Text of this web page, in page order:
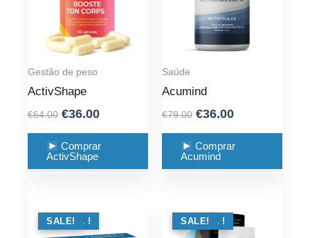
Gestão de peso
ActivShape
€64.00 Original
was:
€64.00.
€36.00Current
is:
Comprar
ActivShape
Saúde
Acumind
€79.00 Original
was:
€79.00.
€36.00Current
is:
Comprar
Acumind
OFERTA !
SALE! OFERTA !
SALE!